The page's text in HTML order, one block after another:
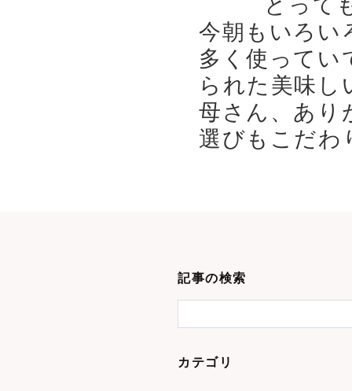
今朝もいろい
多く使ってい
られた美味
母さん、あり
選びもこだ
記事の検索
カテゴリ